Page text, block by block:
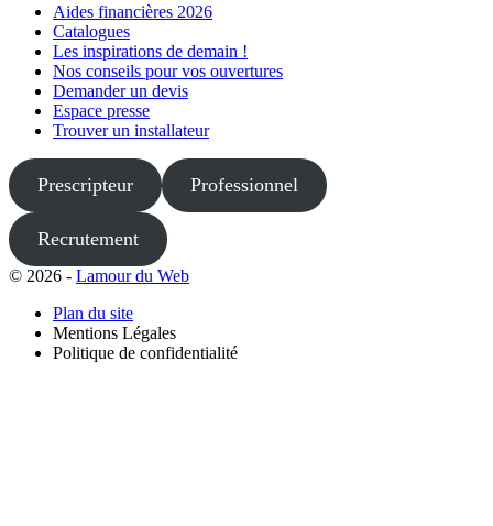
Aides financières 2026
Catalogues
Les inspirations de demain !
Nos conseils pour vos ouvertures
Demander un devis
Espace presse
Trouver un installateur
Prescripteur Professionnel
Recrutement
© 2026 - Lamour du Web
Plan du site
Mentions Légales
Politique de confidentialité